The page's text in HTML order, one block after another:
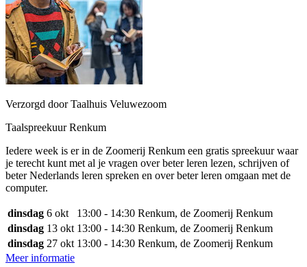
Verzorgd door Taalhuis Veluwezoom
Taalspreekuur Renkum
Iedere week is er in de Zoomerij Renkum een gratis spreekuur waar
je terecht kunt met al je vragen over beter leren lezen, schrijven of
beter Nederlands leren spreken en over beter leren omgaan met de
computer.
dinsdag 6 okt 13:00 - 14:30 Renkum, de Zoomerij Renkum
dinsdag 13 okt 13:00 - 14:30 Renkum, de Zoomerij Renkum
dinsdag 27 okt 13:00 - 14:30 Renkum, de Zoomerij Renkum
Meer informatie